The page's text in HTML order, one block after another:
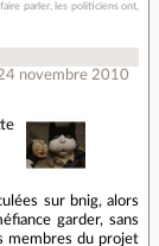
parler, les politiciens ont,
novembre 2010
sur bnig, alors
garder, sans
membres du projet